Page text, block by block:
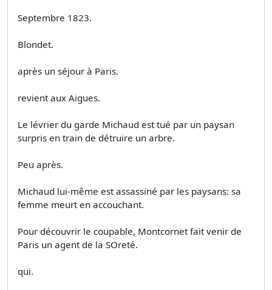
Septembre 1823.
Blondet.
après un séjour à Paris.
revient aux Aigues.
Le lévrier du garde Michaud est tué par un paysan
surpris en train de détruire un arbre.
Peu après.
Michaud lui-même est assassiné par les paysans: sa
femme meurt en accouchant.
Pour découvrir le coupable, Montcornet fait venir de
Paris un agent de la SOreté.
qui.